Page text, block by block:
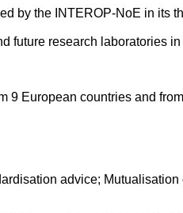
by the INTEROP-NoE in its
future research laboratories
9 European countries and
advice; Mutualisation